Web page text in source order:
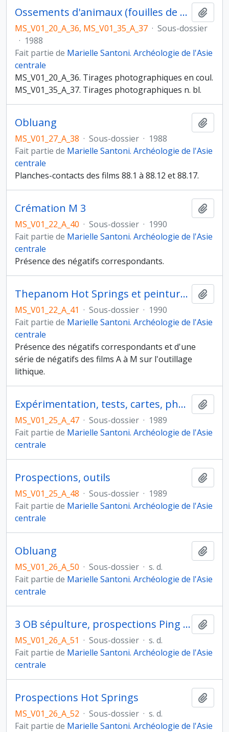
Ossements d'animaux (fouilles de Obluang Village).
MS_V01_20_A_36, MS_V01_35_A_37 · Sous-dossier
· 1988
Fait partie de Marielle Santoni. Archéologie de l'Asie
centrale
MS_V01_20_A_36. Tirages photographiques en coul.
MS_V01_35_A_37. Tirages photographiques n. bl.
Obluang
MS_V01_27_A_38 · Sous-dossier · 1988
Fait partie de Marielle Santoni. Archéologie de l'Asie
centrale
Planches-contacts des films 88.1 à 88.12 et 88.17.
Crémation M 3
MS_V01_22_A_40 · Sous-dossier · 1990
Fait partie de Marielle Santoni. Archéologie de l'Asie
centrale
Présence des négatifs correspondants.
Thepanom Hot Springs et peintures d'abri sous roche
MS_V01_22_A_41 · Sous-dossier · 1990
Fait partie de Marielle Santoni. Archéologie de l'Asie
centrale
Présence des négatifs correspondants et d'une
série de négatifs des films A à M sur l'outillage
lithique.
Expérimentation, tests, cartes, photographies aériennes
MS_V01_25_A_47 · Sous-dossier · 1989
Fait partie de Marielle Santoni. Archéologie de l'Asie
centrale
Prospections, outils
MS_V01_25_A_48 · Sous-dossier · 1989
Fait partie de Marielle Santoni. Archéologie de l'Asie
centrale
Obluang
MS_V01_26_A_50 · Sous-dossier · s. d.
Fait partie de Marielle Santoni. Archéologie de l'Asie
centrale
3 OB sépulture, prospections Ping / Hot
MS_V01_26_A_51 · Sous-dossier · s. d.
Fait partie de Marielle Santoni. Archéologie de l'Asie
centrale
Prospections Hot Springs
MS_V01_26_A_52 · Sous-dossier · s. d.
Fait partie de Marielle Santoni. Archéologie de l'Asie